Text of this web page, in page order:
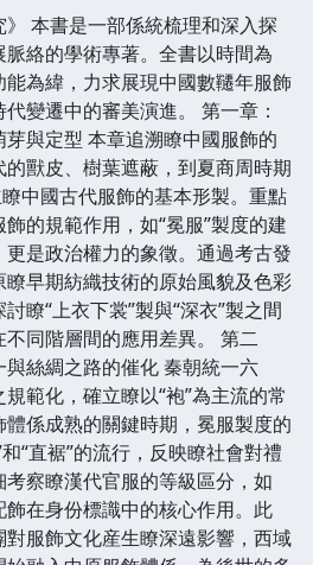
》 本書是一部係統梳理和深入探
絡的學術專著。全書以時間為
為緯，力求展現中國數韆年服飾
變遷中的審美演進。 第一章：
與定型 本章追溯瞭中國服飾的
獸皮、樹葉遮蔽，到夏商周時期
中國古代服飾的基本形製。重點
的規範作用，如“冕服”製度的建
是政治權力的象徵。通過考古發
早期紡織技術的原始風貌及色彩
瞭“上衣下裳”製與“深衣”製之間
同階層間的應用差異。 第二
絲綢之路的催化 秦朝統一六
範化，確立瞭以“袍”為主流的常
係成熟的關鍵時期，冕服製度的
“直裾”的流行，反映瞭社會對禮
察瞭漢代官服的等級區分，如
在身份標識中的核心作用。此
服飾文化産生瞭深遠影響，西域